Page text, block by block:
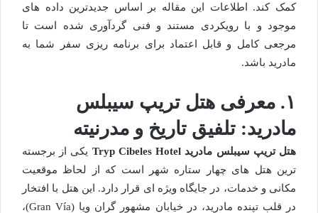
کمک کند. اطلاعات این مقاله بر اساس جدیدترین داده های
موجود و با رویکردی مستند و فنی گردآوری شده است تا
مرجعی کامل و قابل اعتماد برای برنامه ریزی سفر شما به
مادرید باشد.
۱. معرفی هتل تریپ سیبلس
مادرید: تلفیق تاریخ و مدرنیته
هتل تریپ سیبلس مادرید Tryp Cibeles Hotel
یکی از برجسته
ترین هتل های چهار ستاره شهر است که از لحاظ موقعیت
مکانی و خدمات، در جایگاه ویژه ای قرار دارد. این هتل با افتخار
در قلب تپنده مادرید، در خیابان مشهور گران ویا (Gran Vía)،